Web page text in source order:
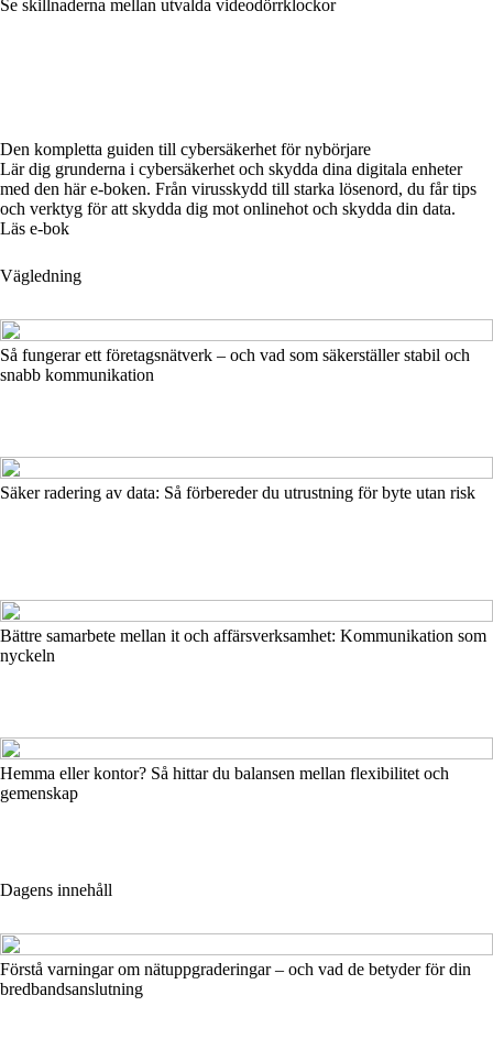
Se skillnaderna mellan utvalda videodörrklockor
Den kompletta guiden till cybersäkerhet för nybörjare
Lär dig grunderna i cybersäkerhet och skydda dina digitala enheter
med den här e-boken. Från virusskydd till starka lösenord, du får tips
och verktyg för att skydda dig mot onlinehot och skydda din data.
Läs e-bok
Vägledning
Så fungerar ett företagsnätverk – och vad som säkerställer stabil och
snabb kommunikation
Säker radering av data: Så förbereder du utrustning för byte utan risk
Bättre samarbete mellan it och affärsverksamhet: Kommunikation som
nyckeln
Hemma eller kontor? Så hittar du balansen mellan flexibilitet och
gemenskap
Dagens innehåll
Förstå varningar om nätuppgraderingar – och vad de betyder för din
bredbandsanslutning